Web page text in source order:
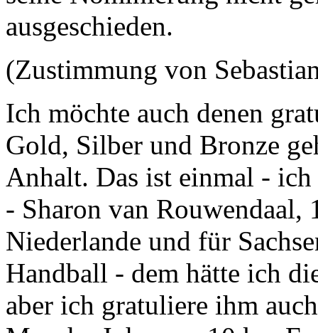
ausgeschieden.
(Zustimmung von
Ich möchte auch denen
Gold, Silber und Bronze
Anhalt. Das ist einmal -
- Sharon van
Niederlande und für
Handball - dem hätte ich
aber ich gratuliere ihm